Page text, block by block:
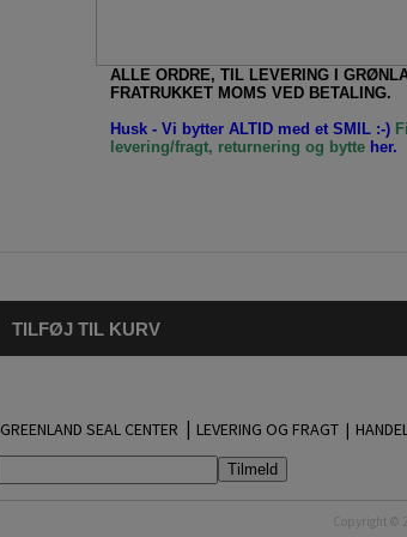
ALLE ORDRE, TIL LEVERING I
FRATRUKKET MOMS VED BETALING.
Husk - Vi bytter ALTID med et SMIL :-)
levering/fragt, returnering og bytte her.
TILFØJ TIL KURV
GREENLAND SEAL CENTER | LEVERING OG FRAGT |
Copyright ©